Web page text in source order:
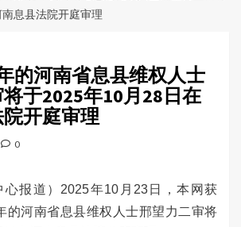
息县法院开庭审理
的河南省息县维权人士
于2025年10月28日在
开庭审理
0
心报道） 2025年10 月 23 日，本网获
的河南省息县维权人士邢望力二审将